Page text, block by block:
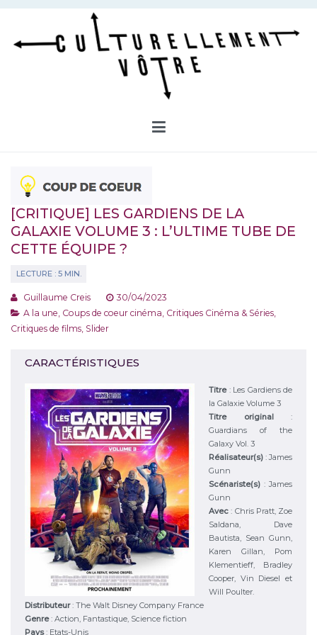
Aller
contenu
[CRITIQUE] LES GARDIENS DE LA
GALAXIE VOLUME 3 : L’ULTIME TUBE DE
CETTE ÉQUIPE ?
Guillaume Creis
30/04/2023
A la une Coups de coeur cinéma Critiques Cinéma & Séries
Critiques de films Slider
CARACTÉRISTIQUES
Titre : Les Gardiens de
la Galaxie Volume 3
Titre original :
Guardians of the
Galaxy Vol. 3
Réalisateur(s) :James
Gunn
Scénariste(s) :James
Gunn
Avec: Chris Pratt, Zoe
Saldana, Dave
Bautista, Sean Gunn,
Karen Gillan, Pom
Klementieff, Bradley
Cooper, Vin Diesel et
Will Poulter.
Distributeur: The Walt Disney Company France
Genre: Action, Fantastique, Science fiction
Pays: Etats-Unis